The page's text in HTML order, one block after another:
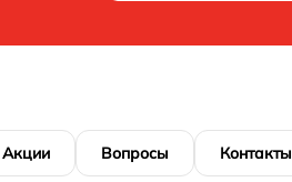
Акции Вопросы Контакты